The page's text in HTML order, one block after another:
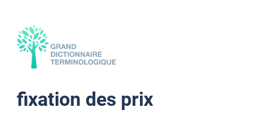
fixation des prix